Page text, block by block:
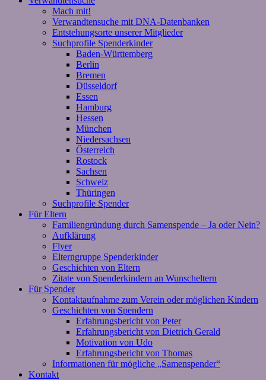
Mach mit!
Verwandtensuche mit DNA-Datenbanken
Entstehungsorte unserer Mitglieder
Suchprofile Spenderkinder
Baden-Württemberg
Berlin
Bremen
Düsseldorf
Essen
Hamburg
Hessen
München
Niedersachsen
Österreich
Rostock
Sachsen
Schweiz
Thüringen
Suchprofile Spender
Für Eltern
Familiengründung durch Samenspende – Ja oder Nein?
Aufklärung
Flyer
Elterngruppe Spenderkinder
Geschichten von Eltern
Zitate von Spenderkindern an Wunscheltern
Für Spender
Kontaktaufnahme zum Verein oder möglichen Kindern
Geschichten von Spendern
Erfahrungsbericht von Peter
Erfahrungsbericht von Dietrich Gerald
Motivation von Udo
Erfahrungsbericht von Thomas
Informationen für mögliche „Samenspender“
Kontakt